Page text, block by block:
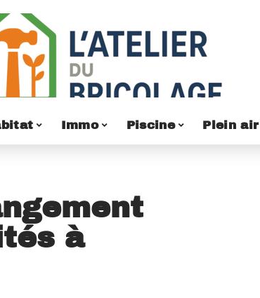
Immo Piscine Plein air
à